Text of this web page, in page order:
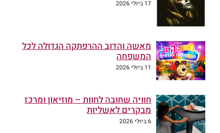
17 ביולי 2026
מאשה והדוב ההרפתקה הגדולה לכל
המשפחה
11 ביולי 2026
חוויה שחובה לחוות – מוזיאון ומרכז
מבקרים לאשליות
6 ביולי 2026